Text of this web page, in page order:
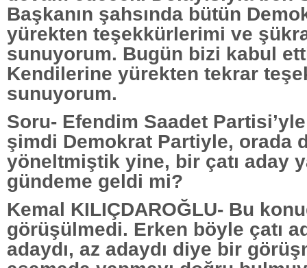
Başkanın şahsında bütün
yürekten teşekkürlerimi ve
sunuyorum. Bugün bizi kabul
Kendilerine yürekten tekrar
sunuyorum.
Soru- Efendim Saadet
şimdi Demokrat Partiyle, orada
yöneltmiştik yine, bir çatı aday
gündeme geldi mi?
Kemal KILIÇDAROĞLU- Bu
görüşülmedi. Erken böyle çatı
adaydı, az adaydı diye bir